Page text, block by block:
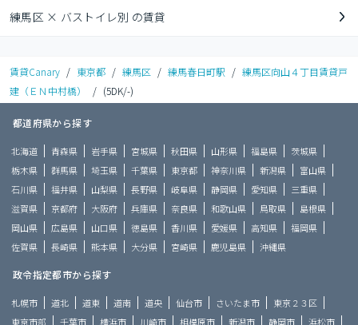
練馬区 × バストイレ別 の賃貸
賃貸Canary / 東京都 / 練馬区 / 練馬春日町駅 / 練馬区向山４丁目賃貸戸
建（ＥＮ中村橋）
/ (5DK/-)
都道府県から探す
北海道 青森県 岩手県 宮城県 秋田県 山形県 福島県
茨城県
栃木県
群馬県 埼玉県 千葉県 東京都 神奈川県 新潟県
富山県
石川県
福井県 山梨県 長野県 岐阜県 静岡県 愛知県
三重県
滋賀県
京都府 大阪府 兵庫県 奈良県 和歌山県 鳥取県
島根県
岡山県
広島県 山口県 徳島県 香川県 愛媛県 高知県
福岡県
佐賀県
長崎県 熊本県 大分県 宮崎県 鹿児島県 沖縄県
政令指定都市から探す
札幌市 道北 道東 道南 道央 仙台市 さいたま市
東京２３区
東京市部
千葉市 横浜市 川崎市 相模原市 新潟市 静岡市 浜松市